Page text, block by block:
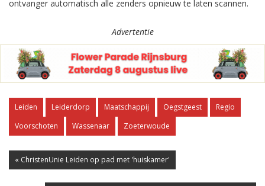
ontvanger automatisch alle zenders opnieuw te laten scannen.
Advertentie
Leiden Leiderdorp Maatschappij Oegstgeest
Regio
Voorschoten
Wassenaar Zoeterwoude
« ChristenUnie Leiden op pad met 'huiskamer'